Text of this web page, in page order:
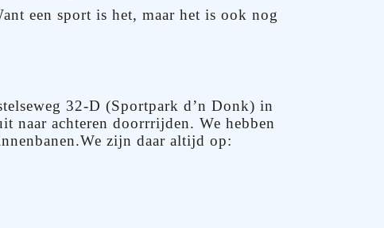
een sport is het, maar het is ook nog
32-D (Sportpark d’n Donk) in
naar achteren doorrrijden. We hebben
We zijn daar altijd op: